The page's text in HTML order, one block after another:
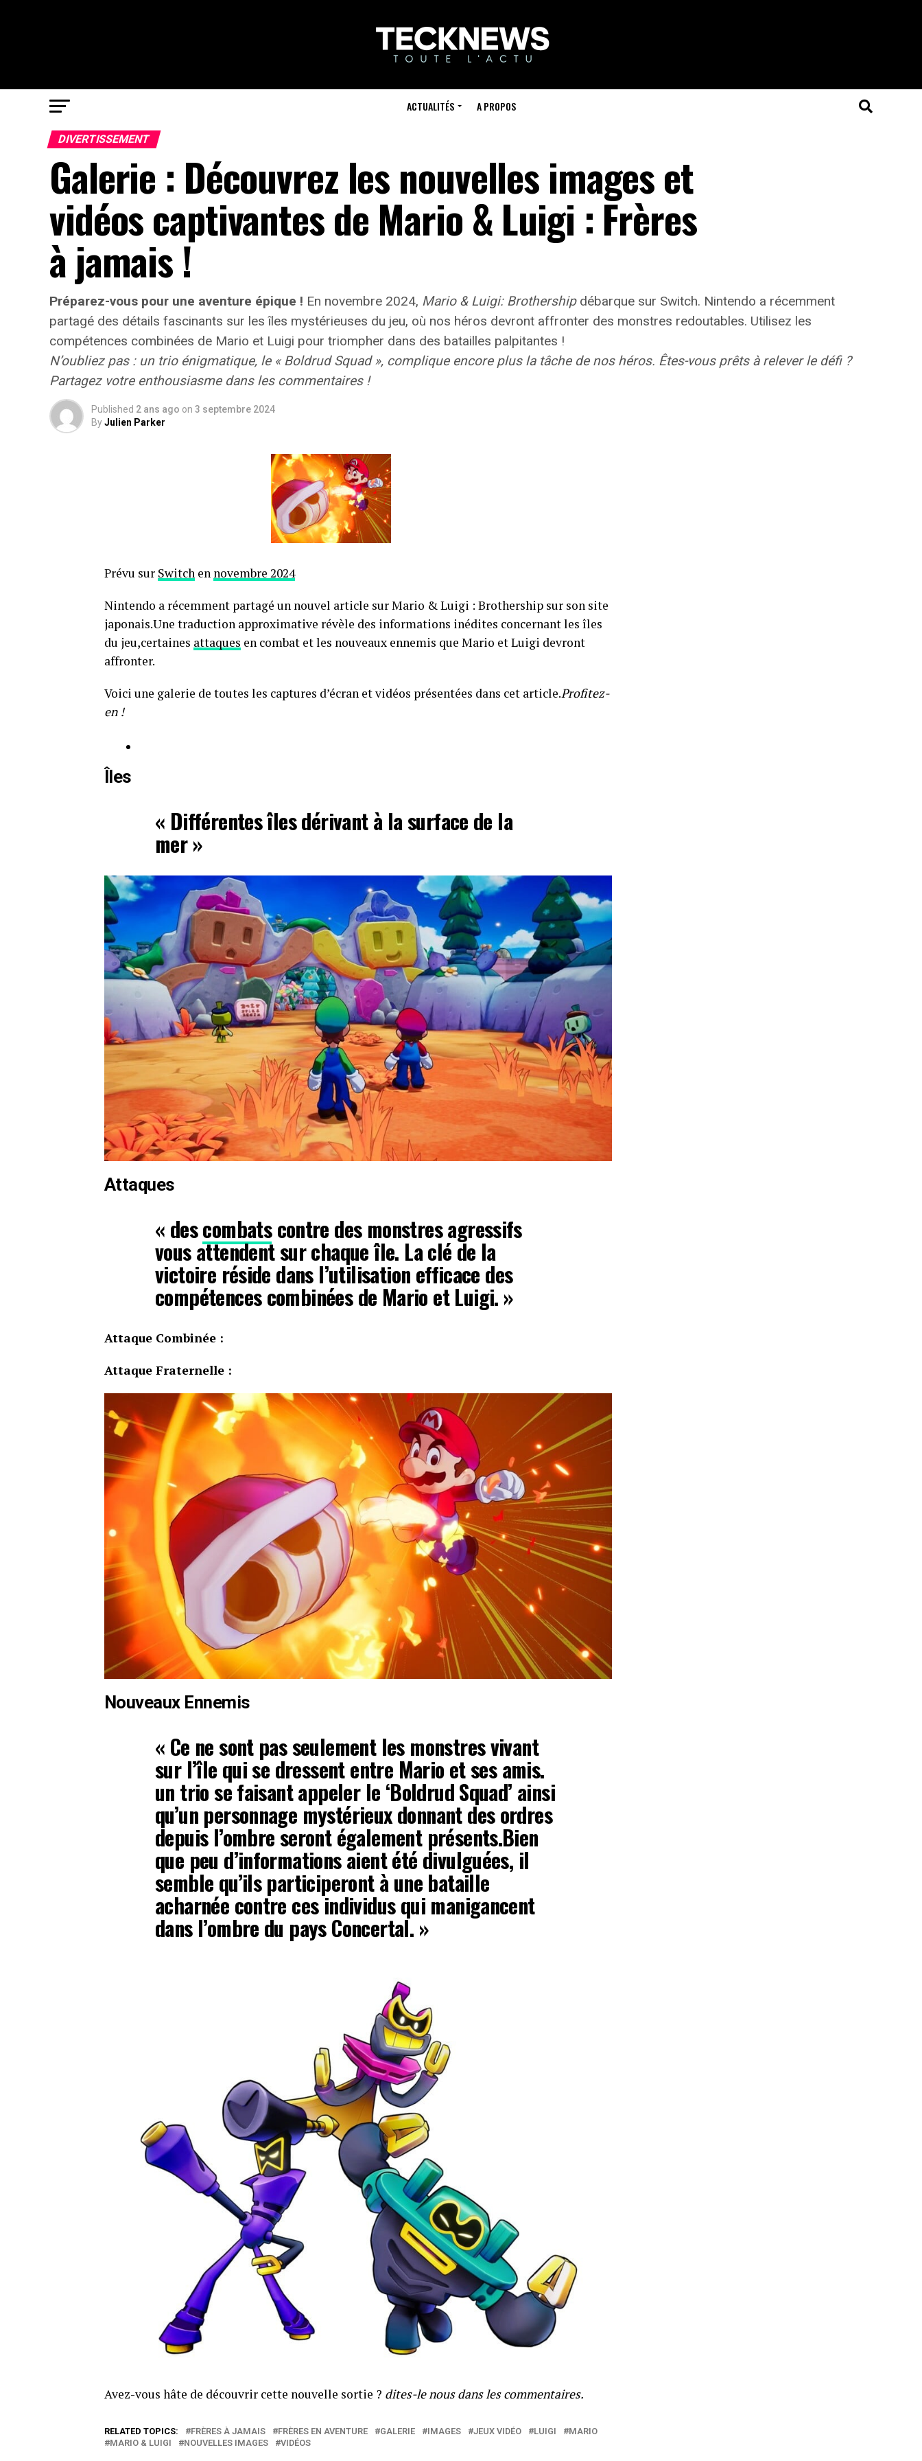
ACTUALITÉS A PROPOS
DIVERTISSEMENT
Galerie : Découvrez les nouvelles images et
vidéos captivantes de Mario & Luigi : Frères
à jamais !
Préparez-vous pour une aventure épique ! En novembre 2024, Mario & Luigi: Brothershipdébarque sur Switch. Nintendo a récemment
partagé des détails fascinants sur les îles mystérieuses du jeu, où nos héros devront affronter des monstres redoutables. Utilisez les
compétences combinées de Mario et Luigi pour triompher dans des batailles palpitantes !
N’oubliez pas : un trio énigmatique, le « Boldrud Squad », complique encore plus la tâche de nos héros. Êtes-vous prêts à relever le défi ?
Partagez votre enthousiasme dans les commentaires !
Published 2 ans ago on 3 septembre 2024
ByJulien Parker
Prévu sur Switch en novembre 2024
Nintendo a récemment partagé un nouvel article sur Mario & Luigi : Brothership sur son site
japonais.Une traduction approximative révèle des informations inédites concernant les îles
du jeu,certaines attaques en combat et les nouveaux ennemis que Mario et Luigi devront
affronter.
Voici une galerie de toutes les captures d’écran et vidéos présentées dans cet article.Profitez-
en !
Îles
« Différentes îles dérivant à la surface de la
mer »
Attaques
« descombatscontre des monstres agressifs
vous attendent sur chaque île. La clé de la
victoire réside dans l’utilisation efficace des
compétences combinées de Mario et Luigi. »
Attaque Combinée :
Attaque Fraternelle :
Nouveaux Ennemis
« Ce ne sont pas seulement les monstres vivant
sur l’île qui se dressent entre Mario et ses amis.
un trio se faisant appeler le ‘Boldrud Squad’ ainsi
qu’un personnage mystérieux donnant des ordres
depuis l’ombre seront également présents.Bien
que peu d’informations aient été divulguées, il
semble qu’ils participeront à une bataille
acharnée contre ces individus qui manigancent
dans l’ombre du pays Concertal. »
Avez-vous hâte de découvrir cette nouvelle sortie ? dites-le nous dans les commentaires.
RELATED TOPICS: FRÈRES À JAMAIS FRÈRES EN AVENTURE GALERIE IMAGES JEUX VIDÉO LUIGI
MARIO
MARIO & LUIGI
NOUVELLES IMAGES VIDÉOS